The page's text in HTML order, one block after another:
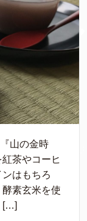
山の金時
茶やコーヒ
はもちろ
素玄米を使
[…]